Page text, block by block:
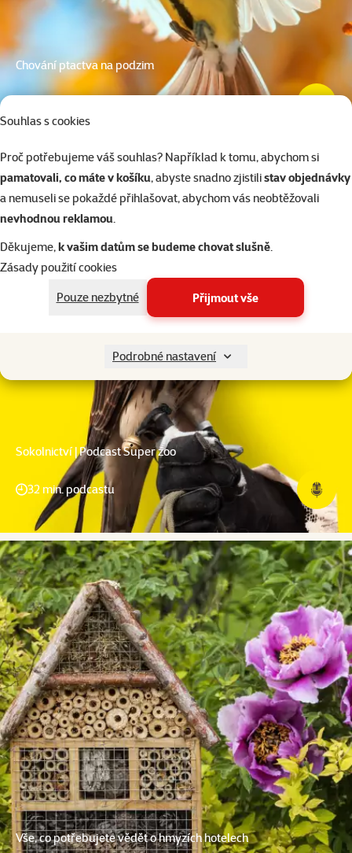
Souhlas s cookies
Proč potřebujeme váš souhlas? Například k tomu, abychom si
pamatovali, co máte v košíku, abyste snadno zjistilistav objednávky
a nemuseli se pokaždé přihlašovat, abychom vás neobtěžovali
nevhodnou reklamou.
Děkujeme,k vašim datům se budeme chovat slušně.
Zásady použití cookies
Pouze nezbytné
Přijmout vše
Podrobné nastavení
Chování ptactva na podzim
Sokolnictví | Podcast Super zoo
32 min. podcastu
Vše, co potřebujete vědět o hmyzích hotelech